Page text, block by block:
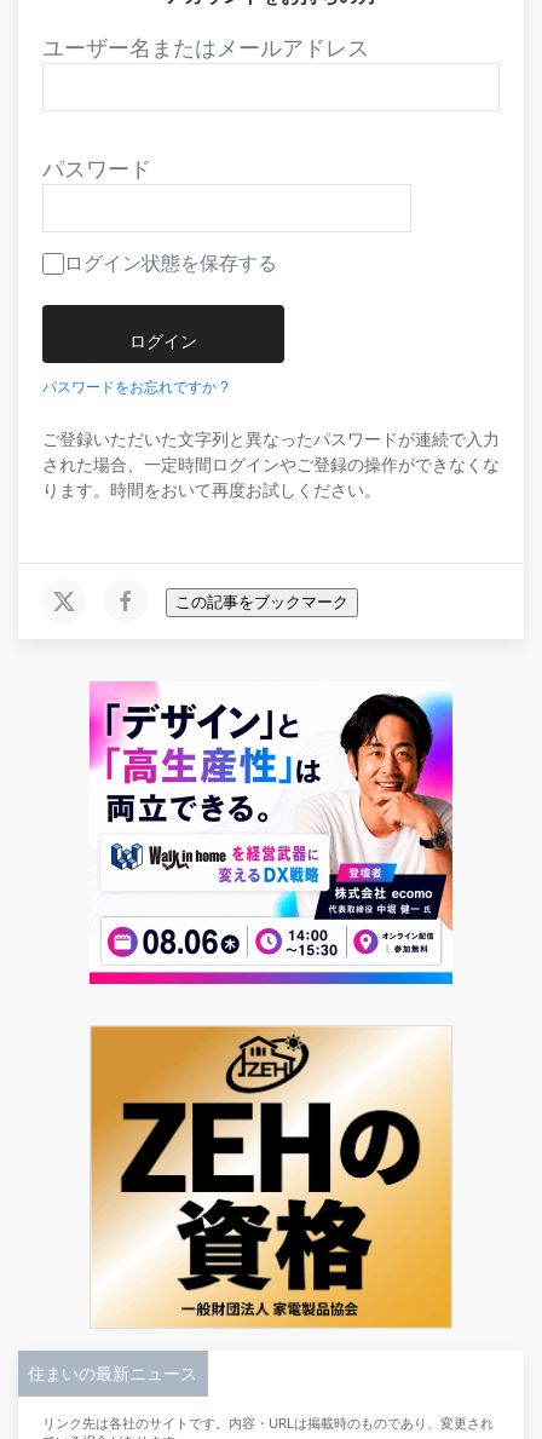
ユーザー名またはメールアドレス
パスワード
ログイン状態を保存する
パスワードをお忘れですか ?
ご登録いただいた文字列と異なったパスワードが連続で入力
された場合、一定時間ログインやご登録の操作ができなくな
ります。時間をおいて再度お試しください。
この記事をブックマーク
住まいの最新ニュース
リンク先は各社のサイトです。内容・URLは掲載時のものであり、変更され